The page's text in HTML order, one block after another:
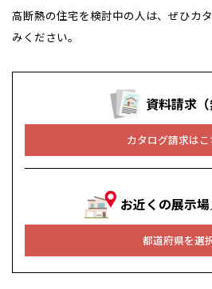
高断熱の住宅を検討中の人は、ぜひカ
みください。
資料請求（
カタログ請求はこ
お近くの展示
都道府県を選